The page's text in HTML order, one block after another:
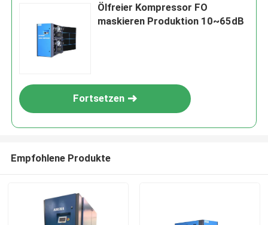
Ölfreier Kompressor FO
maskieren Produktion 10~65dB
Fortsetzen
Empfohlene Produkte